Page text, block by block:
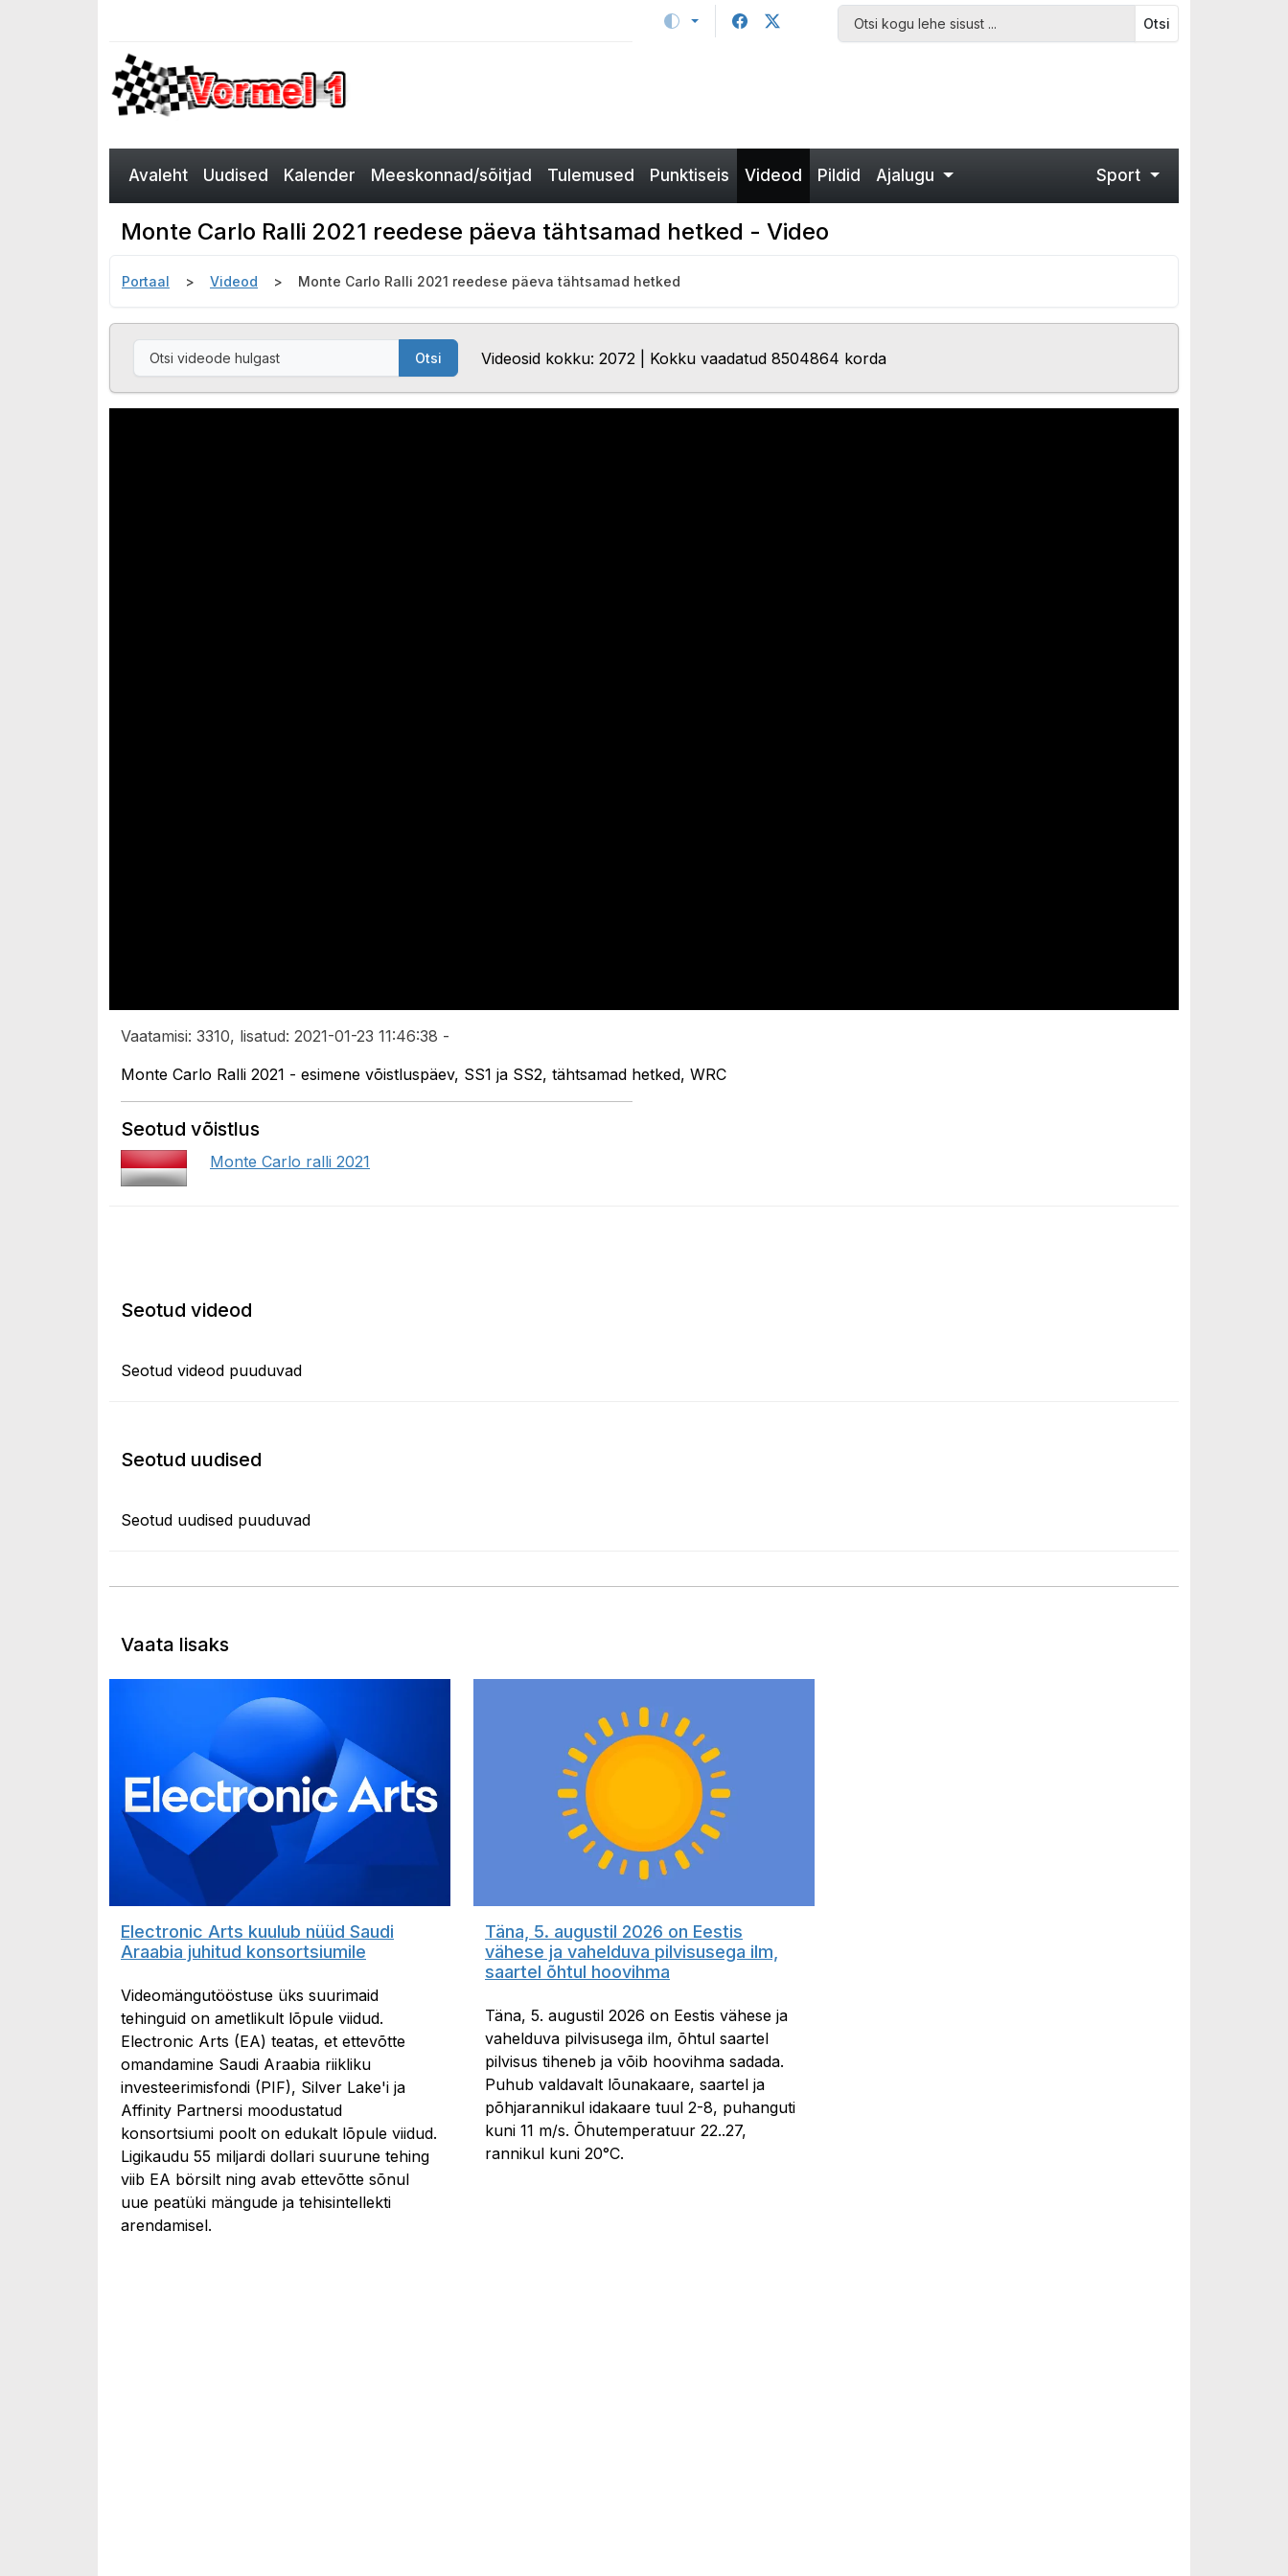
Otsi
Avaleht Uudised Kalender Meeskonnad/sõitjad Tulemused Punktiseis Videod Pildid Ajalugu Sport
Monte Carlo Ralli 2021 reedese päeva tähtsamad hetked - Video
Portaal Videod Monte Carlo Ralli 2021 reedese päeva tähtsamad hetked
Otsi Videosid kokku: 2072 | Kokku vaadatud 8504864 korda
Vaatamisi: 3310, lisatud: 2021-01-23 11:46:38 -
Monte Carlo Ralli 2021 - esimene võistluspäev, SS1 ja SS2, tähtsamad hetked, WRC
Seotud võistlus
Monte Carlo ralli 2021
Seotud videod
Seotud videod puuduvad
Seotud uudised
Seotud uudised puuduvad
Vaata lisaks
Electronic Arts kuulub nüüd Saudi
Araabia juhitud konsortsiumile
Videomängutööstuse üks suurimaid
tehinguid on ametlikult lõpule viidud.
Electronic Arts (EA) teatas, et ettevõtte
omandamine Saudi Araabia riikliku
investeerimisfondi (PIF), Silver Lake'i ja
Affinity Partnersi moodustatud
konsortsiumi poolt on edukalt lõpule viidud.
Ligikaudu 55 miljardi dollari suurune tehing
viib EA börsilt ning avab ettevõtte sõnul
uue peatüki mängude ja tehisintellekti
arendamisel.
Täna, 5. augustil 2026 on Eestis
vähese ja vahelduva pilvisusega ilm,
saartel õhtul hoovihma
Täna, 5. augustil 2026 on Eestis vähese ja
vahelduva pilvisusega ilm, õhtul saartel
pilvisus tiheneb ja võib hoovihma sadada.
Puhub valdavalt lõunakaare, saartel ja
põhjarannikul idakaare tuul 2-8, puhanguti
kuni 11 m/s. Õhutemperatuur 22..27,
rannikul kuni 20°C.